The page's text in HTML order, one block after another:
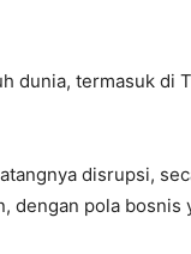
dunia, termasuk di
disrupsi,
dengan pola bosnis